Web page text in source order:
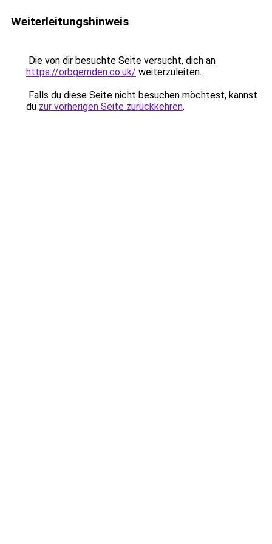
Weiterleitungshinweis
Die von dir besuchte Seite versucht, dich an
https://orbgemden.co.uk/ weiterzuleiten.
Falls du diese Seite nicht besuchen möchtest, kannst
du zur vorherigen Seite zurückkehren.